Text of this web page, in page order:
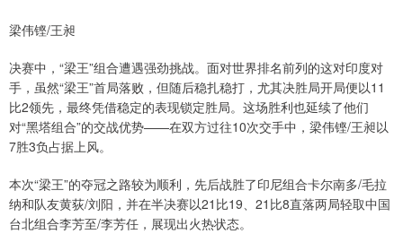
梁伟铿/王昶
决赛中，“梁王”组合遭遇强劲挑战。面对世界排名前列的这对印度对
手，虽然“梁王”首局落败，但随后稳扎稳打，尤其决胜局开局便以11
比2领先，最终凭借稳定的表现锁定胜局。这场胜利也延续了他们
对“黑塔组合”的交战优势——在双方过往10次交手中，梁伟铿/王昶以
7胜3负占据上风。
本次“梁王”的夺冠之路较为顺利，先后战胜了印尼组合卡尔南多/毛拉
纳和队友黄荻/刘阳，并在半决赛以21比19、21比8直落两局轻取中国
台北组合李芳至/李芳任，展现出火热状态。